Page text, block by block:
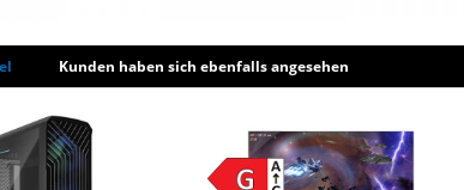
Kunden haben sich ebenfalls angesehen